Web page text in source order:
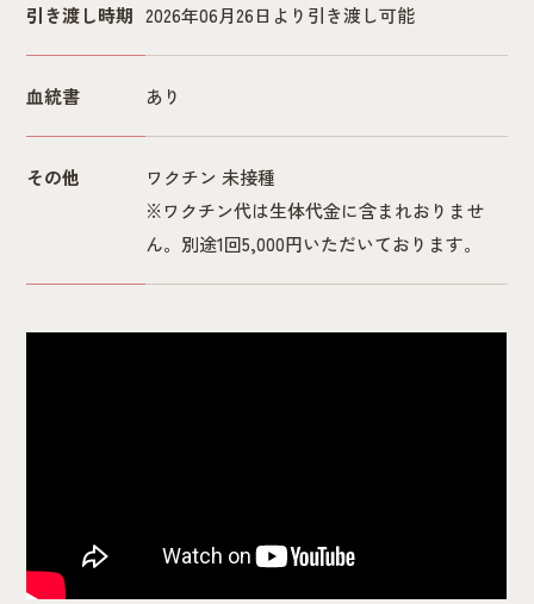
引き渡し時期 2026年06月26日より引き渡し可能
血統書 あり
その他
ワクチン 未接種
※ワクチン代は生体代金に含まれおりませ
ん。別途1回5,000円いただいております。